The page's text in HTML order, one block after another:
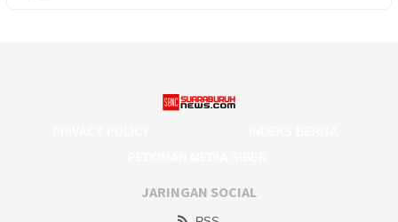
JARINGAN SOCIAL